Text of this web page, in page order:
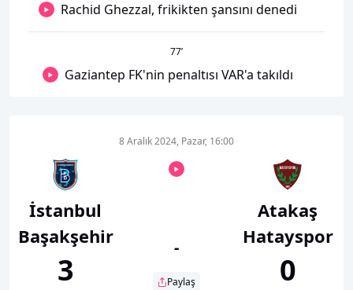
Rachid Ghezzal, frikikten şansını denedi
77’
Gaziantep FK'nin penaltısı VAR'a takıldı
İstanbul
Başakşehir
3
8 Aralık 2024, Pazar, 16:00
-
Paylaş
Atakaş
Hatayspor
0